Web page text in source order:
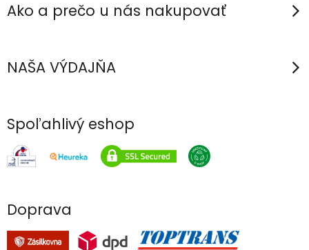
Ako a prečo u nás nakupovať
NAŠA VÝDAJŇA
Spoľahlivý eshop
Doprava